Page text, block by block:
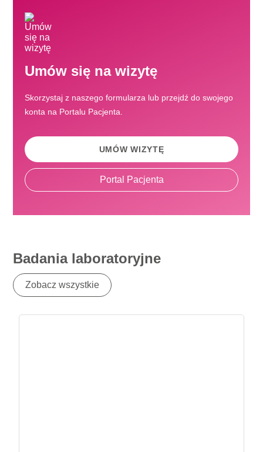
Umów się na wizytę
Skorzystaj z naszego formularza lub przejdź do swojego
konta na Portalu Pacjenta.
UMÓW WIZYTĘ
Portal Pacjenta
Badania laboratoryjne
Zobacz wszystkie